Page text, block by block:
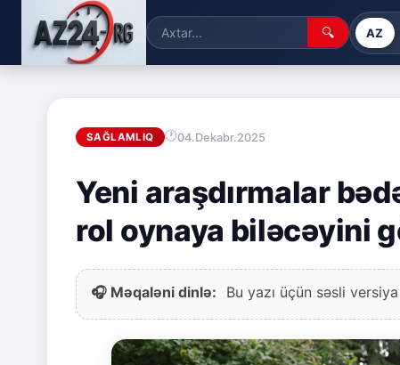
🔍 AZ
SAĞLAMLIQ 04.Dekabr.2025
Yeni araşdırmalar
rol oynaya biləcəyini
🎧 Məqaləni dinlə: Bu yazı üçün səsli